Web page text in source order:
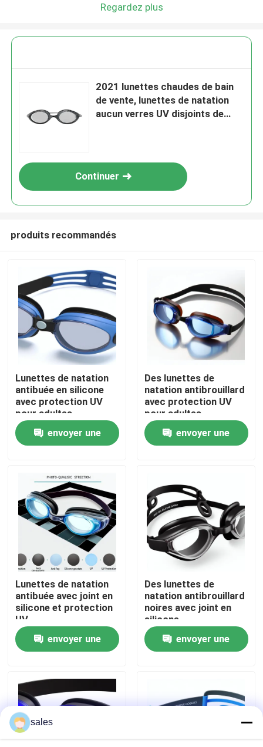
Maison
Des produits
Au sujet de nous
Visite d'usine
Contactez-nous
Nouvelles
Cas
Anti brouillard lunettes de natation
Lunettes de verres de sûreté
Regardez plus
2021 lunettes chaudes de bain
de vente, lunettes de natation
aucun verres UV disjoints de
Continuer
produits recommandés
Lunettes de natation
antibuée en silicone
avec protection UV
pour adultes
envoyer une
Des lunettes de
natation antibrouillard
avec protection UV
pour adultes
envoyer une
Lunettes de natation
antibuée avec joint en
silicone et protection
UV
envoyer une
Des lunettes de
natation antibrouillard
noires avec joint en
silicone
envoyer une
sales